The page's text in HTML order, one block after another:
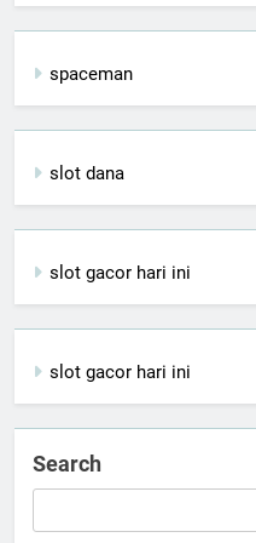
spaceman
slot dana
slot gacor hari ini
slot gacor hari ini
Search